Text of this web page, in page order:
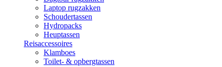
Laptop rugzakken
Schoudertassen
Hydropacks
Heuptassen
Reisaccessoires
Klamboes
Toilet- & opbergtassen